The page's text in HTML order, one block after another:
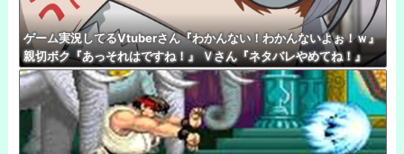
ゲーム実況してるVtuberさん『わかんない！わかんないよぉ！ｗ』
親切ボク『あっそれはですね！』 Ｖさん『ネタバレやめてね！』